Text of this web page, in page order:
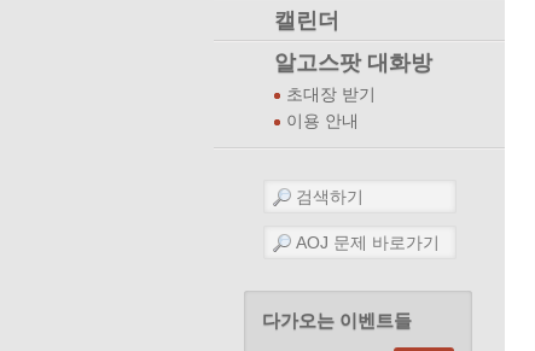
캘린더
알고스팟 대화방
초대장 받기
이용 안내
다가오는 이벤트들